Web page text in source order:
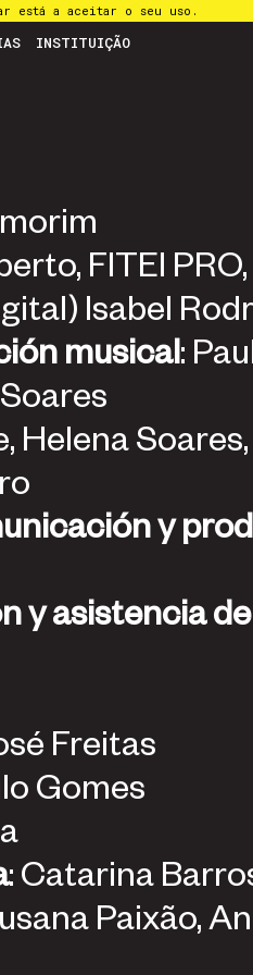
está a aceitar o seu uso.
INSTITUIÇÃO
FITEI
Isabel
musical:
Helena
Mediación,
Freitas
Gomes
: Catarina
Paixão,